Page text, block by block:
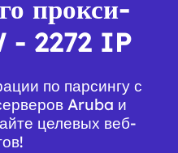
прокси-
- 2272 IP
по парсингу с
Aruba и
целевых веб-